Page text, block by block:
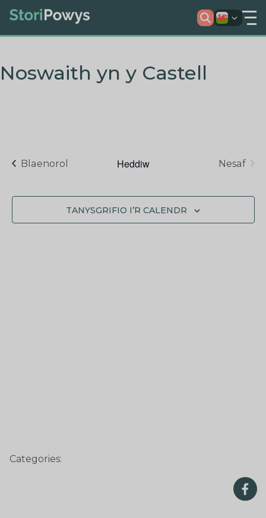
Noswaith yn y Castell
Blaenorol Digwyddiadau
Heddiw Nesaf
TANYSGRIFIO I’R CALENDR
Categories: